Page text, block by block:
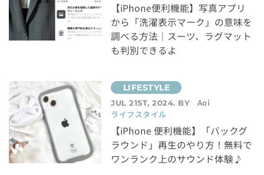
【iPhone便利機能】写真アプリ
から「洗濯表示マーク」の意味を
調べる方法｜スーツ、ラグマット
も判別できるよ
JUL 21ST, 2024. BY
Aoi
ライフスタイル
【iPhone 便利機能】「バックグ
ラウンド」再生のやり方！無料で
ワンランク上のサウンド体験♪